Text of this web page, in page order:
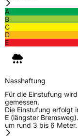
A
B
C
D
E
Nasshaftung
Für die Einstufung
gemessen.
Die Einstufung erfolgt
E (längster
um rund 3 bis 6 Meter.